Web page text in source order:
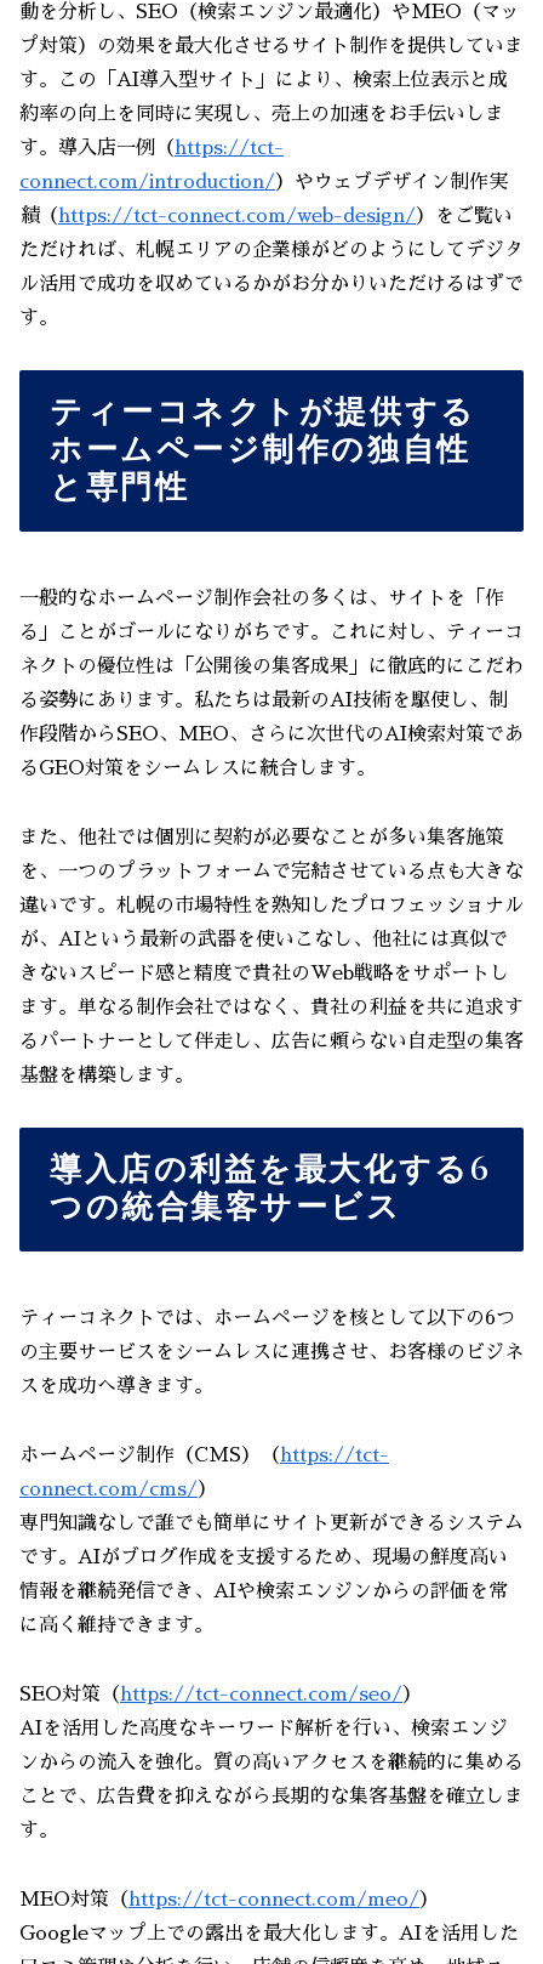
動を分析し、SEO（検索エンジン最適化）やMEO（マッ
プ対策）の効果を最大化させるサイト制作を提供していま
す。この「AI導入型サイト」により、検索上位表示と成
約率の向上を同時に実現し、売上の加速をお手伝いしま
す。導入店一例（ https://tct-
connect.com/introduction/）やウェブデザイン制作実
績（ https://tct-connect.com/web-design/）をご覧い
ただければ、札幌エリアの企業様がどのようにしてデジタ
ル活用で成功を収めているかがお分かりいただけるはずで
す。
ティーコネクトが提供する
ホームページ制作の独自性
と専門性
一般的なホームページ制作会社の多くは、サイトを「作
る」ことがゴールになりがちです。これに対し、ティーコ
ネクトの優位性は「公開後の集客成果」に徹底的にこだわ
る姿勢にあります。私たちは最新のAI技術を駆使し、制
作段階からSEO、MEO、さらに次世代のAI検索対策であ
るGEO対策をシームレスに統合します。
また、他社では個別に契約が必要なことが多い集客施策
を、一つのプラットフォームで完結させている点も大きな
違いです。札幌の市場特性を熟知したプロフェッショナル
が、AIという最新の武器を使いこなし、他社には真似で
きないスピード感と精度で貴社のWeb戦略をサポートし
ます。単なる制作会社ではなく、貴社の利益を共に追求す
るパートナーとして伴走し、広告に頼らない自走型の集客
基盤を構築します。
導入店の利益を最大化する6
つの統合集客サービス
ティーコネクトでは、ホームページを核として以下の6つ
の主要サービスをシームレスに連携させ、お客様のビジネ
スを成功へ導きます。
ホームページ制作（CMS）（ https://tct-
connect.com/cms/）
専門知識なしで誰でも簡単にサイト更新ができるシステム
です。AIがブログ作成を支援するため、現場の鮮度高い
情報を継続発信でき、AIや検索エンジンからの評価を常
に高く維持できます。
SEO対策（ https://tct-connect.com/seo/）
AIを活用した高度なキーワード解析を行い、検索エンジ
ンからの流入を強化。質の高いアクセスを継続的に集める
ことで、広告費を抑えながら長期的な集客基盤を確立しま
す。
MEO対策（https://tct-connect.com/meo/）
Googleマップ上での露出を最大化します。AIを活用した